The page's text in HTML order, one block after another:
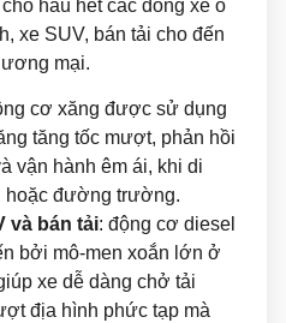
hầu hết các dòng xe ô
xe SUV, bán tải cho đến
mại.
cơ xăng được sử dụng
tăng tốc mượt, phản hồi
vận hành êm ái, khi di
hoặc đường trường.
và bán tải: động cơ diesel
bởi mô-men xoắn lớn ở
xe dễ dàng chở tải
địa hình phức tạp mà